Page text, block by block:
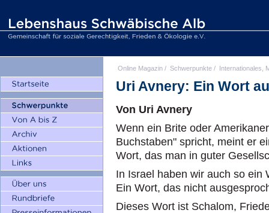
Online Magazin / Schwerpunkte / Internationales,
Uri Avnery: Ein Wort
Von Uri Avnery
Wenn ein Brite oder
Buchstaben" spricht, meint er
Wort, das man in guter
In Israel haben wir auch so ein
Ein Wort, das nicht
Dieses Wort ist Schalom,